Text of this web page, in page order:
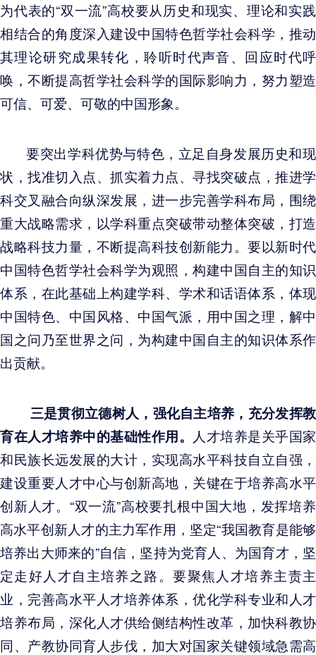
为代表的“双一流”高校要从历史和现实、理论和实践
相结合的角度深入建设中国特色哲学社会科学，推动
其理论研究成果转化，聆听时代声音、回应时代呼
唤，不断提高哲学社会科学的国际影响力，努力塑造
可信、可爱、可敬的中国形象。
要突出学科优势与特色，立足自身发展历史和现
状，找准切入点、抓实着力点、寻找突破点，推进学
科交叉融合向纵深发展，进一步完善学科布局，围绕
重大战略需求，以学科重点突破带动整体突破，打造
战略科技力量，不断提高科技创新能力。要以新时代
中国特色哲学社会科学为观照，构建中国自主的知识
体系，在此基础上构建学科、学术和话语体系，体现
中国特色、中国风格、中国气派，用中国之理，解中
国之问乃至世界之问，为构建中国自主的知识体系作
出贡献。
三是贯彻立德树人，强化自主培养，充分发挥教
育在人才培养中的基础性作用。
人才培养是关乎国家
和民族长远发展的大计，实现高水平科技自立自强，
建设重要人才中心与创新高地，关键在于培养高水平
创新人才。“双一流”高校要扎根中国大地，发挥培养
高水平创新人才的主力军作用，坚定“我国教育是能够
培养出大师来的”自信，坚持为党育人、为国育才，坚
定走好人才自主培养之路。要聚焦人才培养主责主
业，完善高水平人才培养体系，优化学科专业和人才
培养布局，深化人才供给侧结构性改革，加快科教协
同、产教协同育人步伐，加大对国家关键领域急需高